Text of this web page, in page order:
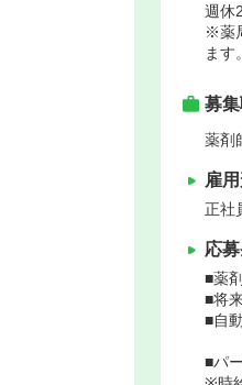
週
※薬
ます。
募
薬剤
雇
正社
応
■薬
■将
■自
■パ